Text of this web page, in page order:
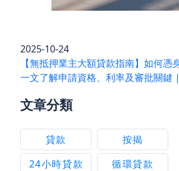
2025-10-24
【無抵押業主大額貸款指南】如何憑
一文了解申請資格、利率及審批關鍵
文章分類
貸款
按揭
24小時貸款
循環貸款